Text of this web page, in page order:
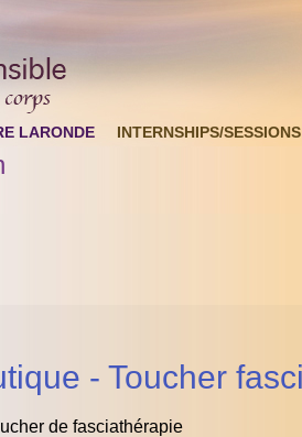
LARONDE INTERNSHIPS/SESSIONS
- Toucher
de fasciathérapie